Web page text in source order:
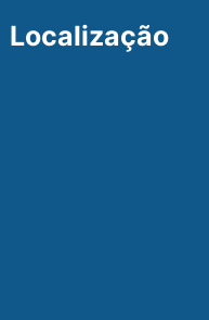
Localização